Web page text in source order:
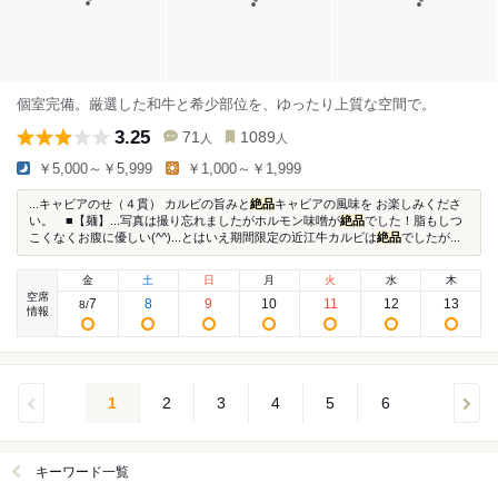
個室完備。厳選した和牛と希少部位を、ゆったり上質な空間で。
3.25 71 人 1089 人
￥5,000～￥5,999 ￥1,000～￥1,999
...キャビアのせ（４貫） カルビの旨みと絶品キャビアの風味を お楽しみくださ
い。 ■【麺】...写真は撮り忘れましたがホルモン味噌が絶品でした！脂もしつ
こくなくお腹に優しい(^^)...とはいえ期間限定の近江牛カルビは絶品でしたが...
空席
情報
金
8/7
土
8
日
9
月
10
火
11
水
12
木
13
1 2 3 4 5 6
キーワード一覧